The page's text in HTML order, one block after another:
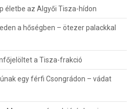
életbe az Algyői Tisza-hídon
a hőségben – ötezer palackkal
a Tisza-frakció
egy férfi Csongrádon – vádat